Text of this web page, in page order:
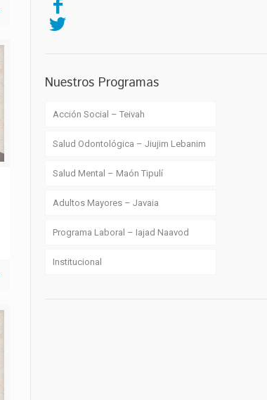
Nuestros Programas
Acción Social – Teivah
Salud Odontológica – Jiujim Lebanim
Salud Mental – Maón Tipulí
Adultos Mayores – Javaia
Programa Laboral – Iajad Naavod
Institucional